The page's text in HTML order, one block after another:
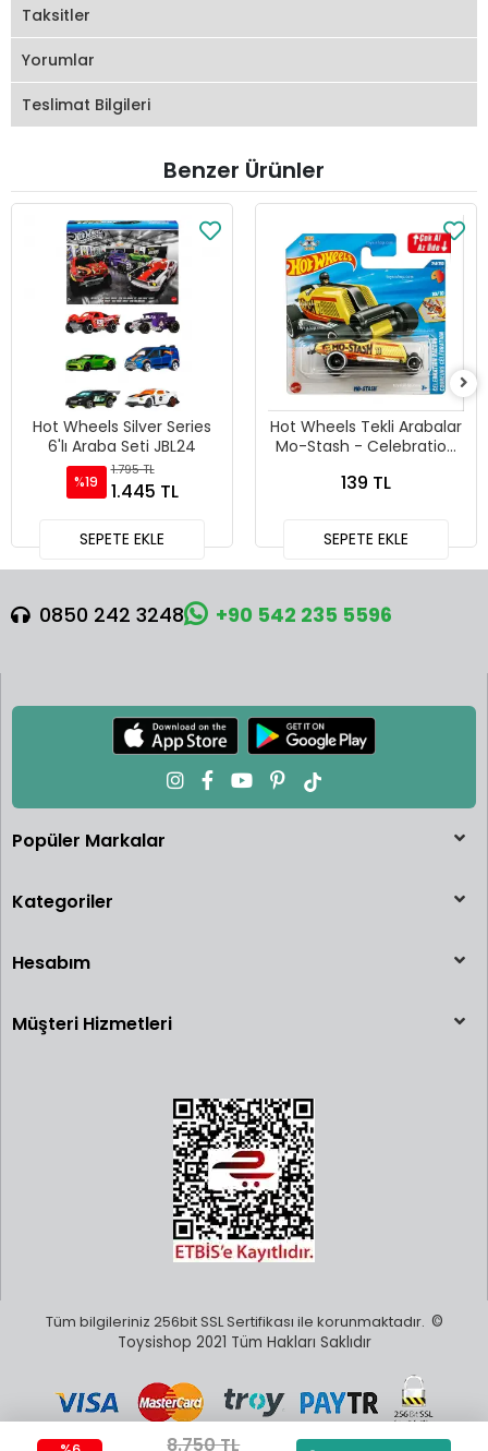
8.750 TL
Taksitler
Yorumlar
Teslimat Bilgileri
Benzer Ürünler
Hot Wheels Silver Series
6'lı Araba Seti JBL24
%19
1.795 TL
1.445 TL
SEPETE EKLE
Hot Wheels Tekli Arabalar
Mo-Stash - Celebration
139 TL
SEPETE EKLE
0850 242 3248 +90 542 235 5596
Popüler Markalar
Kategoriler
Hesabım
Müşteri Hizmetleri
Tüm bilgileriniz 256bit SSL Sertifikası ile korunmaktadır. ©
Toysishop 2021 Tüm Hakları Saklıdır